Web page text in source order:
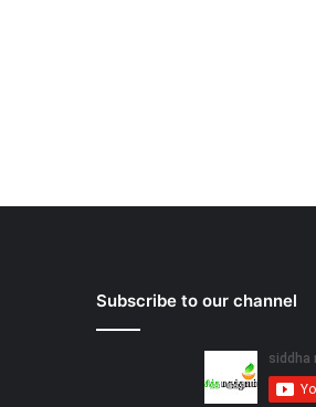
Subscribe to our channel